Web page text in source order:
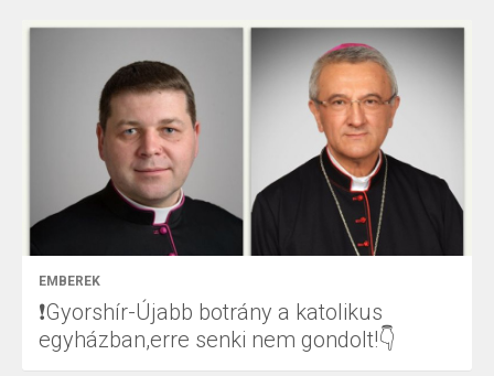
EMBEREK
❗Gyorshír-Újabb botrány a katolikus
egyházban,erre senki nem gondolt!👇